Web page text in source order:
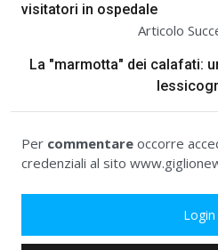
visitatori in ospedale
Articolo
La "marmotta" dei calafati:
Per commentare occorre
credenziali al sito
Login